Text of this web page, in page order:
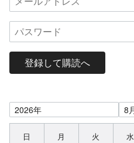
登録して購読へ
日 月 火 水